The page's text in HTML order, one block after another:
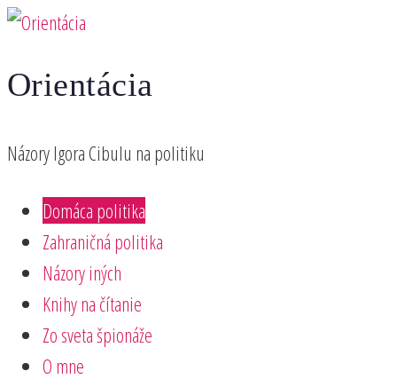
Preskočiť
obsah
Orientácia
Názory Igora Cibulu na politiku
Domáca politika
Zahraničná politika
Názory iných
Knihy na čítanie
Zo sveta špionáže
O mne